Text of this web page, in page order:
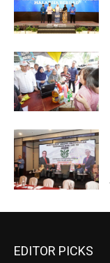
EDITOR PICKS